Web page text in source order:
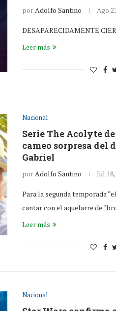
porAdolfo Santino Ago
DESAPARECIDAMENTE
Leer más
Nacional
Serie The Acolyte
cameo sorpresa del
Gabriel
porAdolfo Santino Jul
Para la segunda temporada
cantar con el aquelarre de
Leer más
Nacional